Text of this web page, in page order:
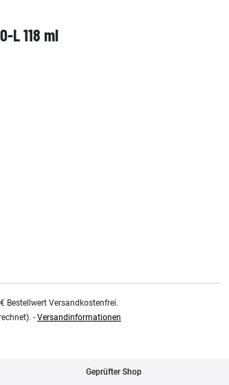
L 118 ml
Bestellwert Versandkostenfrei.
- Versandinformationen
Geprüfter Shop